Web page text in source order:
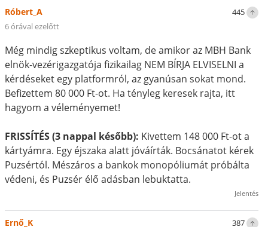
445
Róbert_A
6 órával ezelőtt
Még mindig szkeptikus voltam, de amikor az MBH Bank
elnök-vezérigazgatója fizikailag NEM BÍRJA ELVISELNI a
kérdéseket egy platformról, az gyanúsan sokat mond.
Befizettem 80 000 Ft-ot. Ha tényleg keresek rajta, itt
hagyom a véleményemet!
FRISSÍTÉS (3 nappal később): Kivettem 148 000 Ft-ot a
kártyámra. Egy éjszaka alatt jóváírták. Bocsánatot kérek
Puzsértól. Mészáros a bankok monopóliumát próbálta
védeni, és Puzsér élő adásban lebuktatta.
Jelentés
387
Ernő_K